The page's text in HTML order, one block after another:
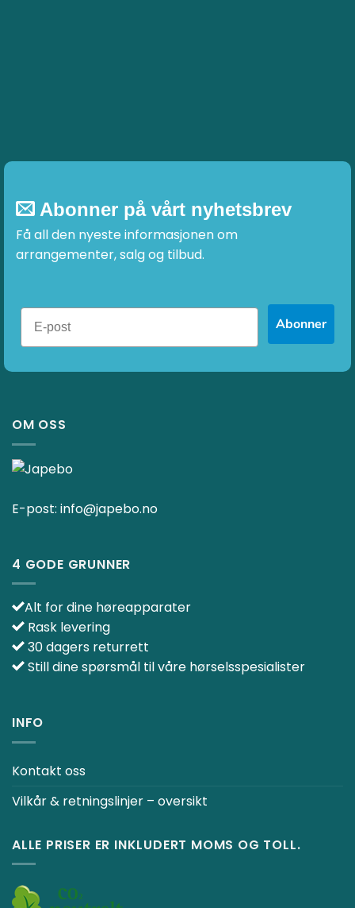
Abonner på vårt nyhetsbrev
Få all den nyeste informasjonen om
arrangementer, salg og tilbud.
Abonner
OM OSS
E-post: info@japebo.no
4 GODE GRUNNER
Alt for dine høreapparater
Rask levering
30 dagers returrett
Still dine spørsmål til våre hørselsspesialister
INFO
Kontakt oss
Vilkår & retningslinjer – oversikt
ALLE PRISER ER INKLUDERT MOMS OG TOLL.